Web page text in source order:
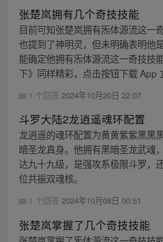
张楚岚拥有几个奇技技能
目前可知张楚岚拥有炁体源流这一
也提到了神明灵，但未明确表明他
能确定他拥有炁体源流这一奇技技
下》同样精彩，点击按钮下载 App
1 个回答 2024年10月20日 22:07
斗罗大陆2龙逍遥魂环配置
龙逍遥的魂环配置为黄黄紫紫黑黑
暗圣龙真身。他拥有黑暗圣龙武魂
达九十九级，是强攻系极限斗罗，
位共振双魂核。
1 个回答 2024年10月08日 00:51
张楚岚掌握了几个奇技技能